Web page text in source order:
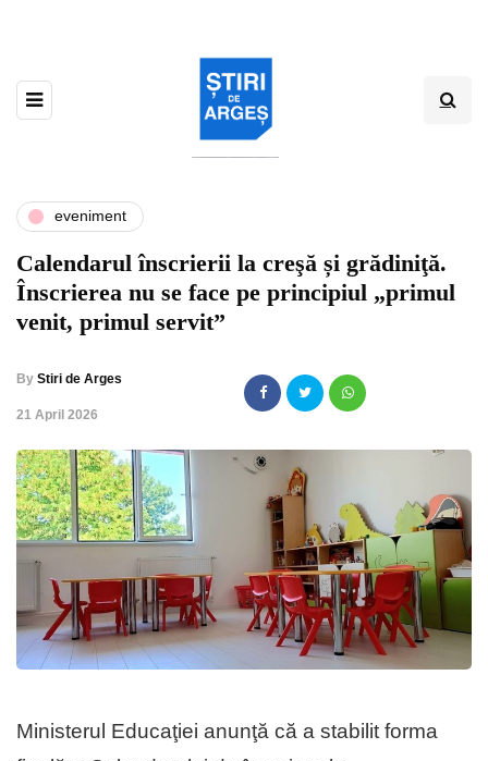
eveniment
Calendarul înscrierii la creşă și grădiniţă.
Înscrierea nu se face pe principiul „primul
venit, primul servit”
By Stiri de Arges
,21 April 2026
Ministerul Educaţiei anunţă că a stabilit forma